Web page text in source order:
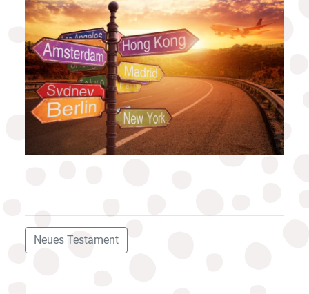
Neues Testament